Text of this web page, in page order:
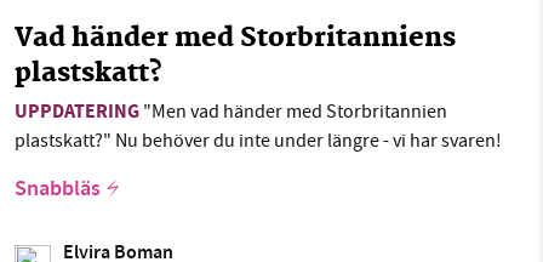
Vad händer med Storbritanniens
plastskatt?
UPPDATERING "Men vad händer med Storbritannien
plastskatt?" Nu behöver du inte under längre - vi har svaren!
Snabbläs
Elvira Boman